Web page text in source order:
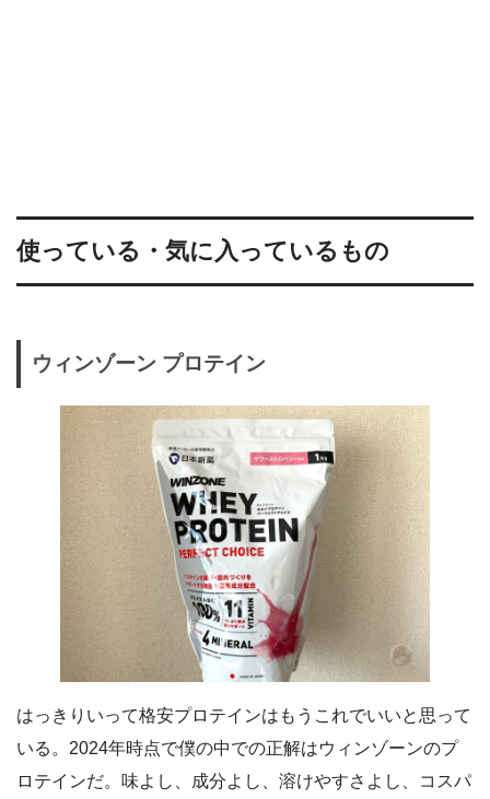
使っている・気に入っているもの
ウィンゾーン プロテイン
はっきりいって格安プロテインはもうこれでいいと思って
いる。2024年時点で僕の中での正解はウィンゾーンのプ
ロテインだ。味よし、成分よし、溶けやすさよし、コスパ